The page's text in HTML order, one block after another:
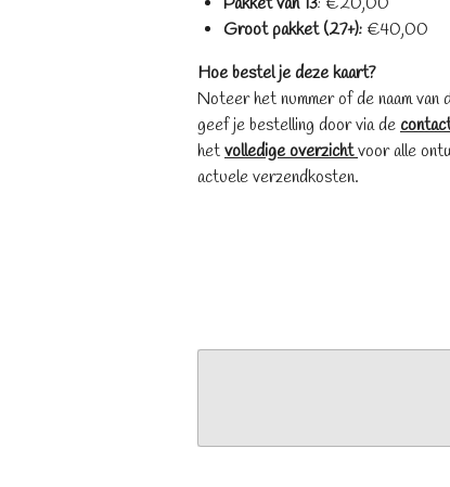
​Groot pakket (27+): €40,00
Hoe bestel je deze kaart?
Noteer het nummer of de naam van
geef je bestelling door via de
hetvolledige overzichtvoor alle
actuele verzendkosten.